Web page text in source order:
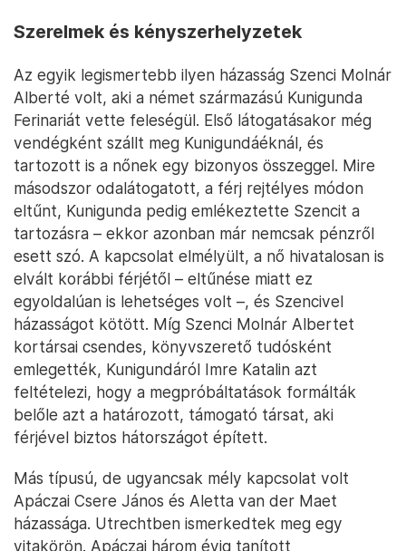
Szerelmek és kényszerhelyzetek
Az egyik legismertebb ilyen házasság Szenci Molnár
Alberté volt, aki a német származású Kunigunda
Ferinariát vette feleségül. Első látogatásakor még
vendégként szállt meg Kunigundáéknál, és
tartozott is a nőnek egy bizonyos összeggel. Mire
másodszor odalátogatott, a férj rejtélyes módon
eltűnt, Kunigunda pedig emlékeztette Szencit a
tartozásra – ekkor azonban már nemcsak pénzről
esett szó. A kapcsolat elmélyült, a nő hivatalosan is
elvált korábbi férjétől – eltűnése miatt ez
egyoldalúan is lehetséges volt –, és Szencivel
házasságot kötött. Míg Szenci Molnár Albertet
kortársai csendes, könyvszerető tudósként
emlegették, Kunigundáról Imre Katalin azt
feltételezi, hogy a megpróbáltatások formálták
belőle azt a határozott, támogató társat, aki
férjével biztos hátországot épített.
Más típusú, de ugyancsak mély kapcsolat volt
Apáczai Csere János és Aletta van der Maet
házassága. Utrechtben ismerkedtek meg egy
vitakörön. Apáczai három évig tanított